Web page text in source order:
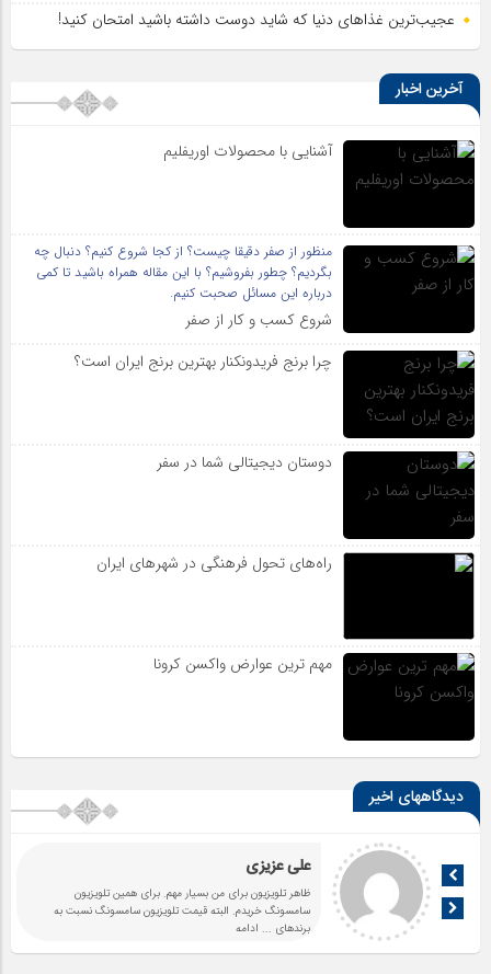
عجیب‌ترین غذاهای دنیا که شاید دوست داشته باشید امتحان کنید!
آخرین اخبار
آشنایی با محصولات اوریفلیم
منظور از صفر دقیقا چیست؟ از کجا شروع کنیم؟ دنبال چه
بگردیم؟ چطور بفروشیم؟ با این مقاله همراه باشید تا کمی
درباره این مسائل صحبت کنیم.
شروع کسب و کار از صفر
چرا برنج فریدونکنار بهترین برنج ایران است؟
دوستان دیجیتالی شما در سفر
راه‌های تحول فرهنگی در شهرهای ایران
مهم ترین عوارض واکسن کرونا
دیدگاههای اخیر
علی عزیزی
ظاهر تلویزیون برای من بسیار مهم. برای همین تلویزیون
سامسونگ خریدم. البته قیمت تلویزیون سامسونگ نسبت به
برندهای ... ادامه